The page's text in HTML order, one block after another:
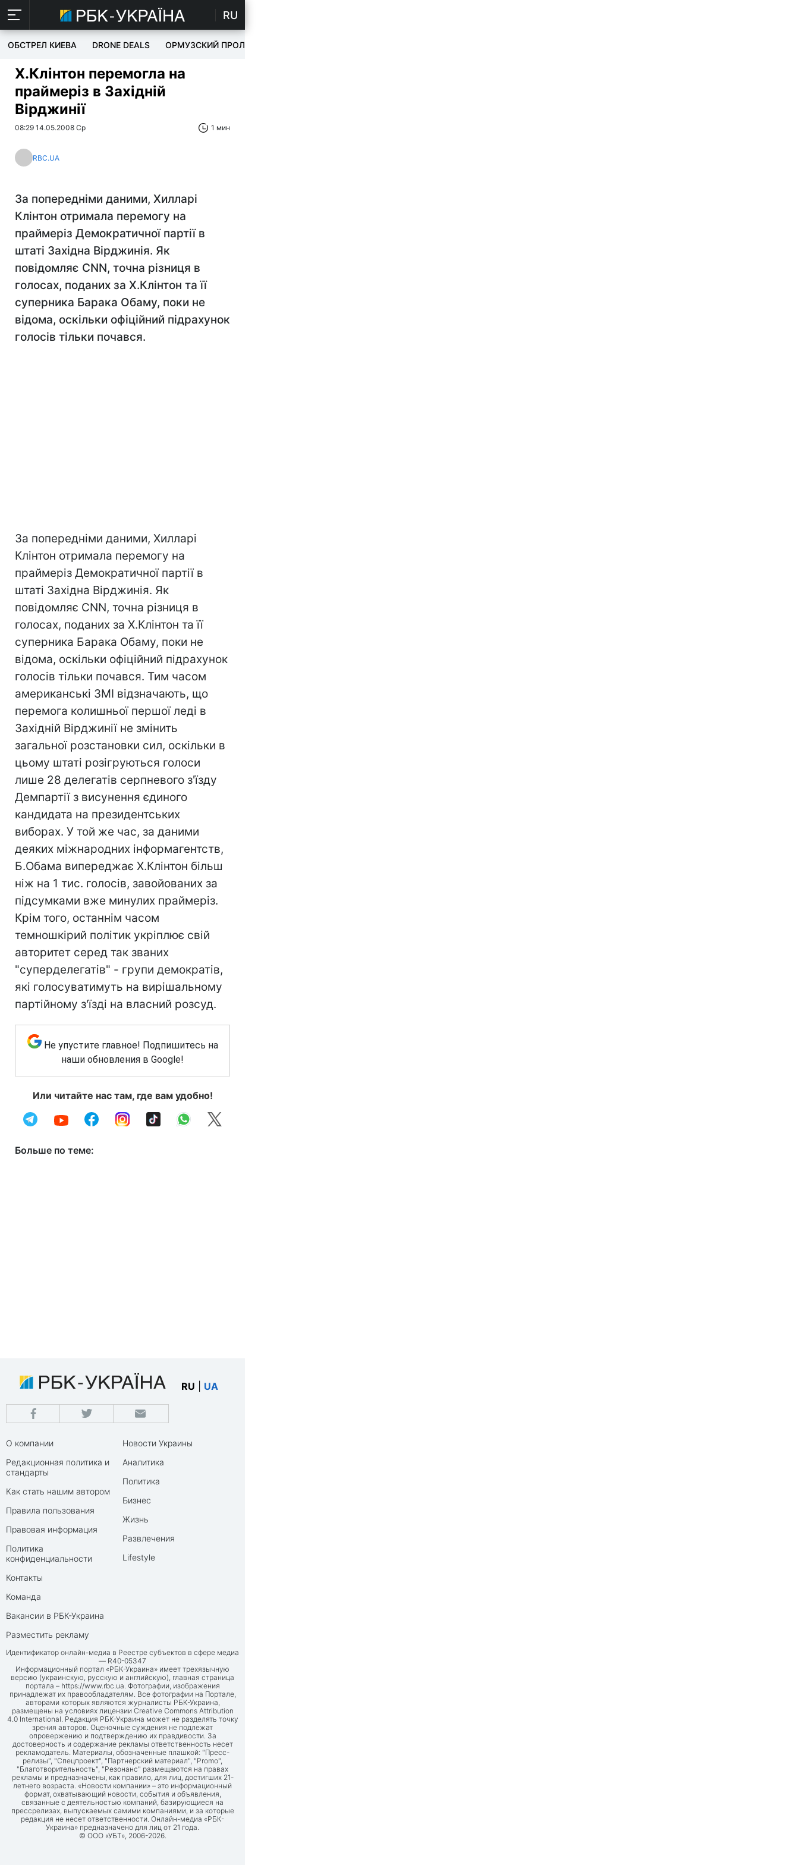
RU
ОБСТРЕЛ КИЕВА DRONE DEALS ОРМУЗСКИЙ ПРОЛИВ
Х.Клінтон перемогла на
праймеріз в Західній
Вірджинії
08:29 14.05.2008 Ср 1 мин
RBC.UA
За попередніми даними, Хилларі
Клінтон отримала перемогу на
праймеріз Демократичної партії в
штаті Західна Вірджинія. Як
повідомляє CNN, точна різниця в
голосах, поданих за Х.Клінтон та її
суперника Барака Обаму, поки не
відома, оскільки офіційний підрахунок
голосів тільки почався.
За попередніми даними, Хилларі
Клінтон отримала перемогу на
праймеріз Демократичної партії в
штаті Західна Вірджинія. Як
повідомляє CNN, точна різниця в
голосах, поданих за Х.Клінтон та її
суперника Барака Обаму, поки не
відома, оскільки офіційний підрахунок
голосів тільки почався. Тим часом
американські ЗМІ відзначають, що
перемога колишньої першої леді в
Західній Вірджинії не змінить
загальної розстановки сил, оскільки в
цьому штаті розігруються голоси
лише 28 делегатів серпневого з'їзду
Демпартії з висунення єдиного
кандидата на президентських
виборах. У той же час, за даними
деяких міжнародних інформагентств,
Б.Обама випереджає Х.Клінтон більш
ніж на 1 тис. голосів, завойованих за
підсумками вже минулих праймеріз.
Крім того, останнім часом
темношкірий політик укріплює свій
авторитет серед так званих
"суперделегатів" - групи демократів,
які голосуватимуть на вирішальному
партійному з'їзді на власний розсуд.
Не упустите главное! Подпишитесь на
наши обновления в Google!
Или читайте нас там, где вам удобно!
Больше по теме:
RU UA
О компании
Редакционная политика и
стандарты
Как стать нашим автором
Правила пользования
Правовая информация
Политика
конфиденциальности
Контакты
Команда
Вакансии в РБК-Украина
Разместить рекламу
Новости Украины
Аналитика
Политика
Бизнес
Жизнь
Развлечения
Lifestyle
Идентификатор онлайн-медиа в Реестре субъектов в сфере медиа
— R40-05347
Информационный портал «РБК-Украина» имеет трехязычную
версию (украинскую, русскую и английскую), главная страница
портала – https://www.rbc.ua. Фотографии, изображения
принадлежат их правообладателям. Все фотографии на Портале,
авторами которых являются журналисты РБК-Украина,
размещены на условиях лицензии Creative Commons Attribution
4.0 International. Редакция РБК-Украина может не разделять точку
зрения авторов. Оценочные суждения не подлежат
опровержению и подтверждению их правдивости. За
достоверность и содержание рекламы ответственность несет
рекламодатель. Материалы, обозначенные плашкой: "Пресс-
релизы", "Спецпроект", "Партнерский материал", "Promo",
"Благотворительность", "Резонанс" размещаются на правах
рекламы и предназначены, как правило, для лиц, достигших 21-
летнего возраста. «Новости компании» – это информационный
формат, охватывающий новости, события и объявления,
связанные с деятельностью компаний, базирующиеся на
прессрелизах, выпускаемых самими компаниями, и за которые
редакция не несет ответственности. Онлайн-медиа «РБК-
Украина» предназначено для лиц от 21 года.
© ООО «УБТ», 2006-2026.